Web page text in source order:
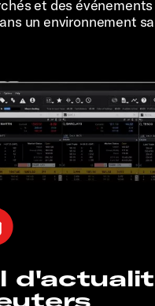
et des
un environnement